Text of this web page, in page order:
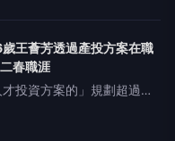
求持續攀升。勞動部勞動
王薈芳透過產投方案在職
春職涯
投資方案的」規劃超過
續學習在職進修，提升競爭